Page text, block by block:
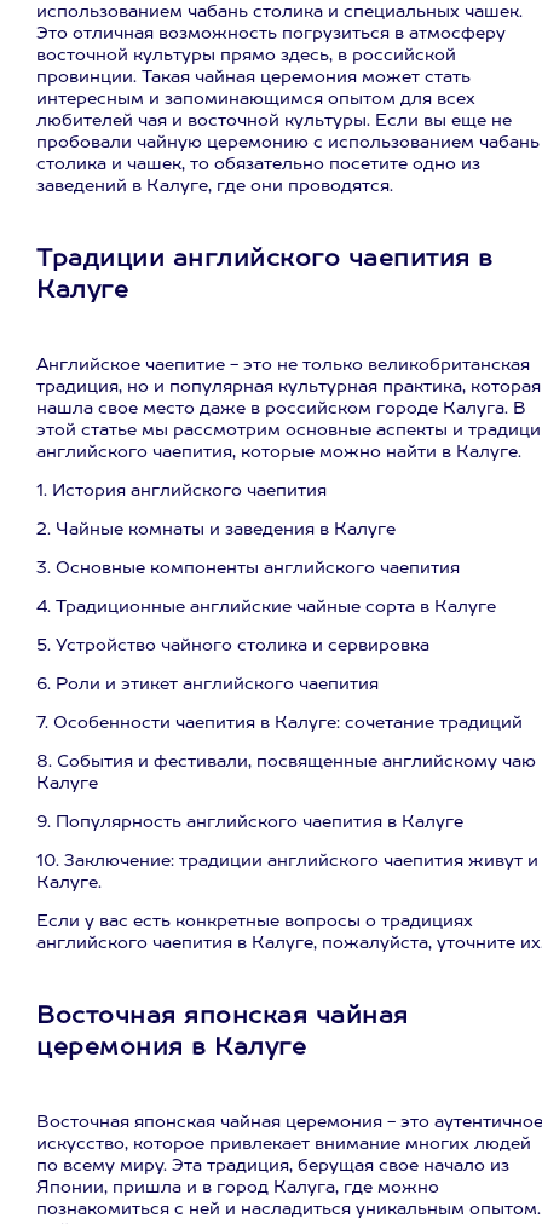
использованием чабань столика и специальных чашек.
Это отличная возможность погрузиться в атмосферу
восточной культуры прямо здесь, в российской
провинции. Такая чайная церемония может стать
интересным и запоминающимся опытом для всех
любителей чая и восточной культуры. Если вы еще не
пробовали чайную церемонию с использованием чабань
столика и чашек, то обязательно посетите одно из
заведений в Калуге, где они проводятся.
Традиции английского чаепития в
Калуге
Английское чаепитие - это не только великобританская
традиция, но и популярная культурная практика, которая
нашла свое место даже в российском городе Калуга. В
этой статье мы рассмотрим основные аспекты и
английского чаепития, которые можно найти в Калуге.
1. История английского чаепития
2. Чайные комнаты и заведения в Калуге
3. Основные компоненты английского чаепития
4. Традиционные английские чайные сорта в Калуге
5. Устройство чайного столика и сервировка
6. Роли и этикет английского чаепития
7. Особенности чаепития в Калуге: сочетание традиций
8. События и фестивали, посвященные английскому чаю
Калуге
9. Популярность английского чаепития в Калуге
10. Заключение: традиции английского чаепития живут и
Калуге.
Если у вас есть конкретные вопросы о традициях
английского чаепития в Калуге, пожалуйста, уточните
Восточная японская чайная
церемония в Калуге
Восточная японская чайная церемония - это аутентичное
искусство, которое привлекает внимание многих людей
по всему миру. Эта традиция, берущая свое начало из
Японии, пришла и в город Калуга, где можно
познакомиться с ней и насладиться уникальным опытом.